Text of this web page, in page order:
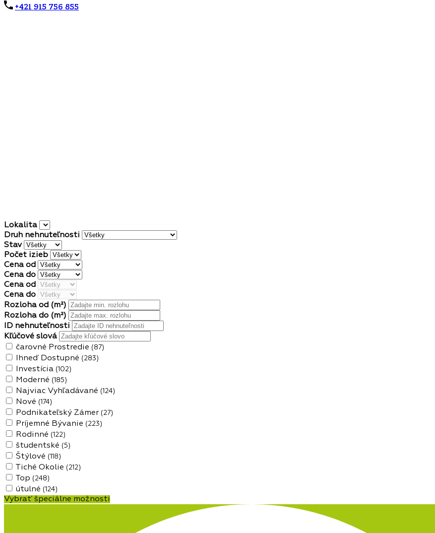
+421 915 756 855
Lokalita
Druh nehnuteľnosti
Stav
Počet izieb
Cena od
Cena do
Cena od
Cena do
Rozloha od (m²)
Rozloha do (m²)
ID nehnuteľnosti
Kľúčové slová
čarovné Prostredie (87)
Ihneď Dostupné (283)
Investícia (102)
Moderné (185)
Najviac Vyhľadávané (124)
Nové (174)
Podnikateľský Zámer (27)
Príjemné Bývanie (223)
Rodinné (122)
študentské (5)
Štýlové (118)
Tiché Okolie (212)
Top (248)
útulné (124)
Vybrať špeciálne možnosti